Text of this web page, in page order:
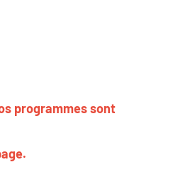
programmes sont